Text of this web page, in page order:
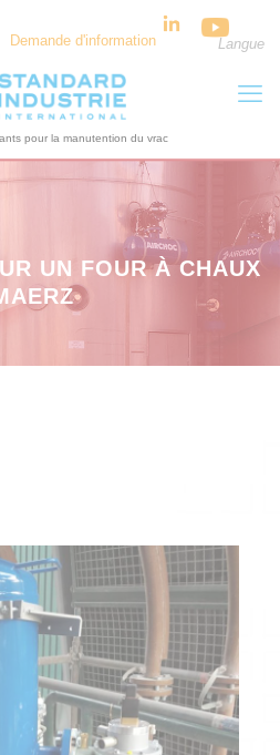
Demande d'information Langue
UN FOUR À CHAUX